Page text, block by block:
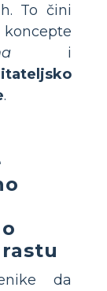
To čini
i
.
da